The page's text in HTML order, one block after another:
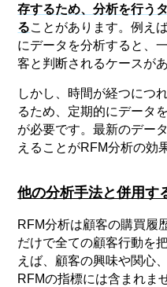
存するため、分析を行う
ることがあります。例え
にデータを分析すると、
客と判断されるケースがあ
しかし、時間が経つにつ
るため、定期的にデータ
が必要です。最新のデー
えることがRFM分析の効
他の分析手法と併用す
RFM分析は顧客の購買履
だけで全ての顧客行動を
えば、顧客の興味や関心
RFMの指標には含まれま